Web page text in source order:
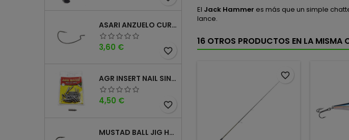
ASARI ANZUELO CURVO CAROLINA WORM
Precio
3,60 € favorite_border
AGR INSERT NAIL SINKER
Precio
4,50 € favorite_border
MUSTAD BALL JIG HEAD KEEPER
El Jack Hammer es más que un simple
lance.
16 OTROS PRODUCTOS EN LA MISMA
favorite_border